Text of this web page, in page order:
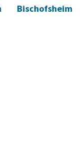
Bischofsheim